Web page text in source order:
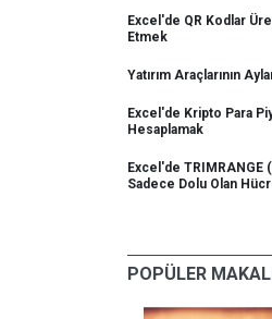
Excel'de QR Kodlar
Etmek
Yatırım Araçlarının
Excel'de Kripto Para
Hesaplamak
Excel'de TRIMRANGE
Sadece Dolu Olan
POPÜLER